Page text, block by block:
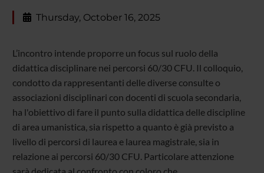
Thursday, October 16, 2025
L’incontro intende proporre un focus sul ruolo della
didattica disciplinare nei percorsi 60/30 CFU. Il colloquio,
condotto da rappresentanti delle diverse consulte o
associazioni disciplinari con docenti di scuola secondaria,
ha l'obiettivo di fare il punto sulla didattica delle discipline
di area umanistica, sia rispetto a quanto è già previsto a
livello di percorsi di laurea e laurea magistrale, sia in
relazione ai percorsi 60/30 CFU. Particolare attenzione